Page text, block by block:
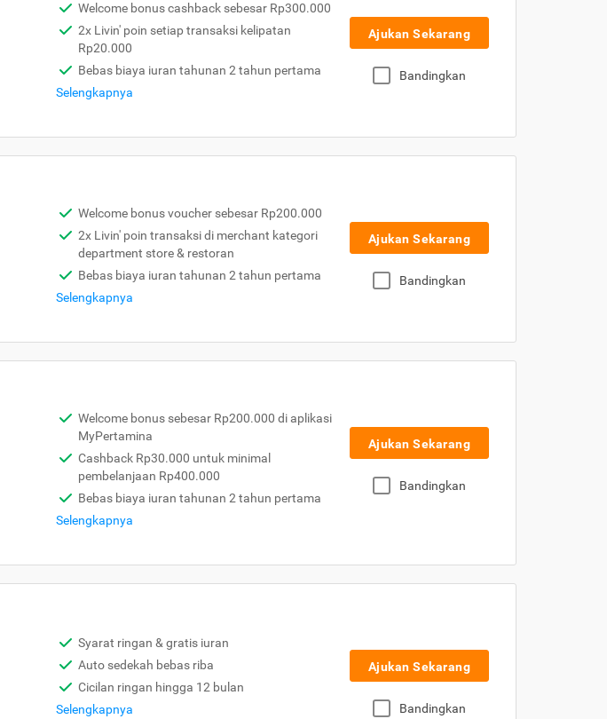
Welcome bonus cashback sebesar Rp300.000
2x Livin' poin setiap transaksi kelipatan
Rp20.000
Bebas biaya iuran tahunan 2 tahun pertama
Selengkapnya
Ajukan Sekarang
Bandingkan
Welcome bonus voucher sebesar Rp200.000
2x Livin' poin transaksi di merchant kategori
department store & restoran
Bebas biaya iuran tahunan 2 tahun pertama
Selengkapnya
Ajukan Sekarang
Bandingkan
Welcome bonus sebesar Rp200.000 di aplikasi
MyPertamina
Cashback Rp30.000 untuk minimal
pembelanjaan Rp400.000
Bebas biaya iuran tahunan 2 tahun pertama
Selengkapnya
Ajukan Sekarang
Bandingkan
Syarat ringan & gratis iuran
Auto sedekah bebas riba
Cicilan ringan hingga 12 bulan
Selengkapnya
Ajukan Sekarang
Bandingkan